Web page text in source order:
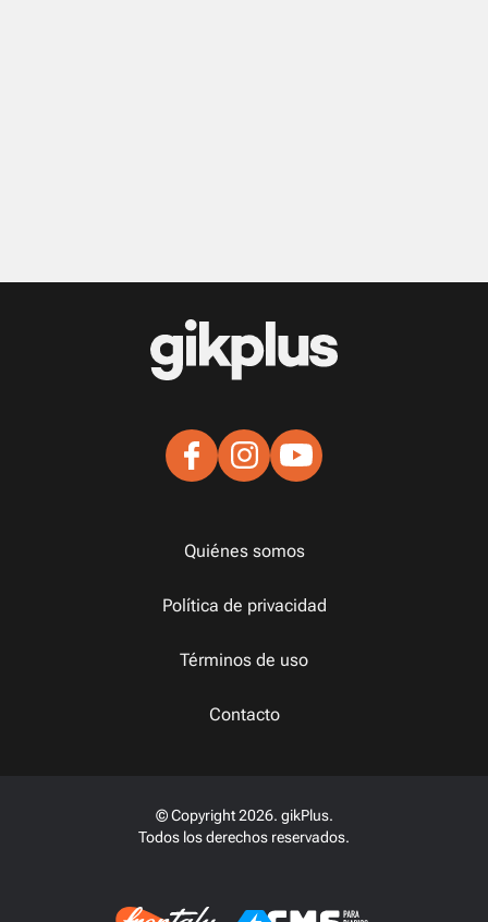
Quiénes somos
Política de privacidad
Términos de uso
Contacto
© Copyright 2026. gikPlus.
Todos los derechos reservados.